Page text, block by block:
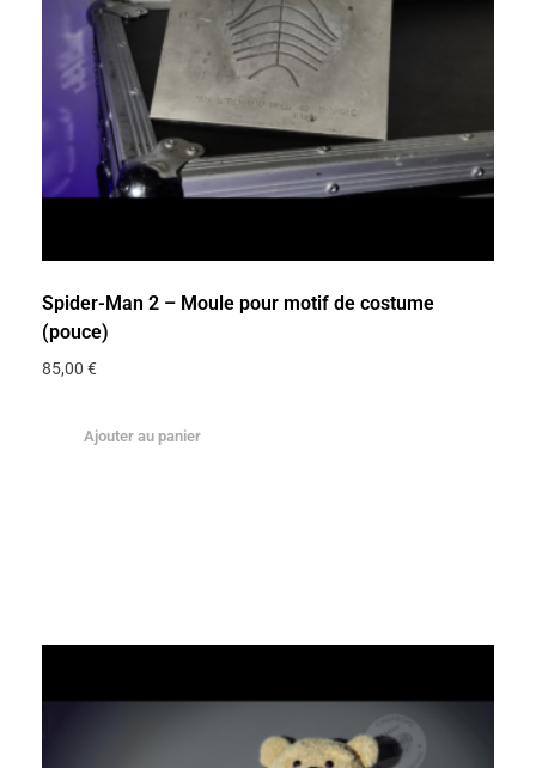
Spider-Man 2 – Moule pour motif de costume
(pouce)
85,00 €
Ajouter au panier